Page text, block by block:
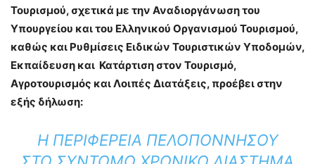
Τουρισμού, σχετικά με την Αναδιοργάνωση του
Υπουργείου και του Ελληνικού Οργανισμού Τουρισμού,
καθώς και Ρυθμίσεις Ειδικών Τουριστικών Υποδομών,
Εκπαίδευση και Κατάρτιση στον Τουρισμό,
Αγροτουρισμός και Λοιπές Διατάξεις, προέβει στην
εξής δήλωση:
Η ΠΕΡΙΦΈΡΕΙΑ ΠΕΛΟΠΟΝΝΉΣΟΥ